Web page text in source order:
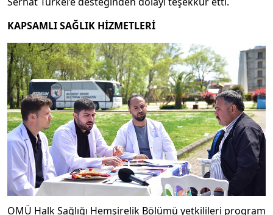
KAPSAMLI SAĞLIK HİZMETLERİ
OMÜ Halk Sağlığı Hemşirelik Bölümü yetkilileri program